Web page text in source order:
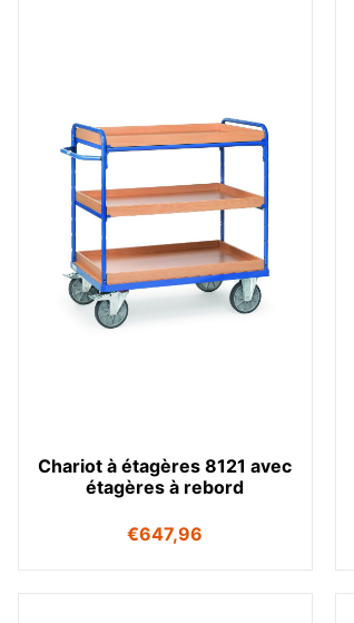
Chariot à étagères 8121 avec
étagères à rebord
€647,96